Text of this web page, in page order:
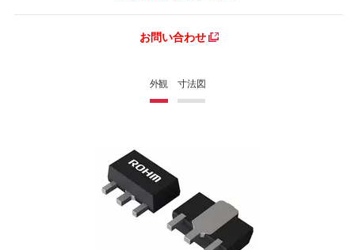
外観 寸法図
お問い合わせ